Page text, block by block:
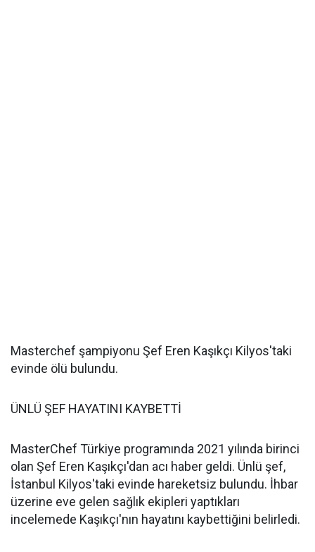
Masterchef şampiyonu Şef Eren Kaşıkçı Kilyos'taki
evinde ölü bulundu.
ÜNLÜ ŞEF HAYATINI KAYBETTİ
MasterChef Türkiye programında 2021 yılında birinci
olan Şef Eren Kaşıkçı'dan acı haber geldi. Ünlü şef,
İstanbul Kilyos'taki evinde hareketsiz bulundu. İhbar
üzerine eve gelen sağlık ekipleri yaptıkları
incelemede Kaşıkçı'nın hayatını kaybettiğini belirledi.